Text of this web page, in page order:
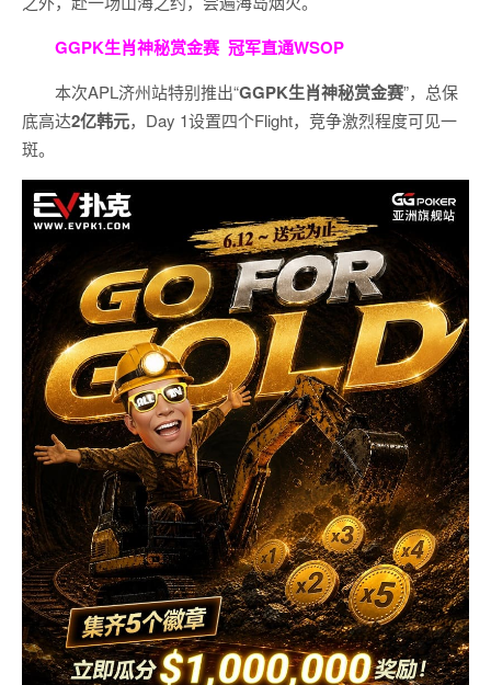
GGPK生肖神秘赏金赛 冠军直通WSOP
本次APL济州站特别推出“GGPK生肖神秘赏金赛”，总保
底高达2亿韩元，Day 1设置四个Flight，竞争激烈程度可见一
斑。